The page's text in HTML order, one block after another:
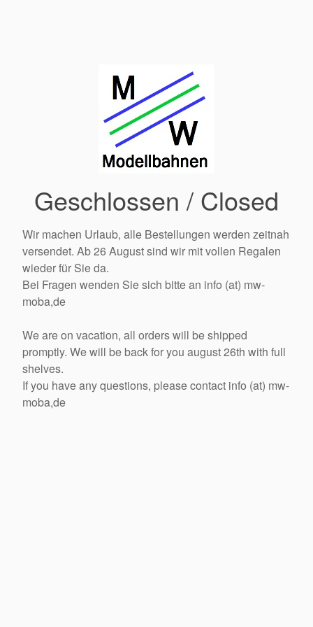
Geschlossen / Closed
Wir machen Urlaub, alle Bestellungen werden zeitnah
versendet. Ab 26 August sind wir mit vollen Regalen
wieder für Sie da.
Bei Fragen wenden Sie sich bitte an info (at) mw-
moba,de
We are on vacation, all orders will be shipped
promptly. We will be back for you august 26th with full
shelves.
If you have any questions, please contact info (at) mw-
moba,de